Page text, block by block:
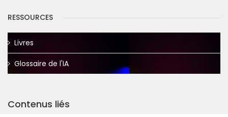
RESSOURCES
Livres
Glossaire de l'IA
Contenus liés